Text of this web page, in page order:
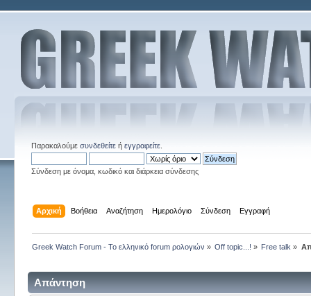
Παρακαλούμε συνδεθείτεή εγγραφείτε.
Σύνδεση με όνομα, κωδικό και διάρκεια σύνδεσης
Αρχική Βοήθεια Αναζήτηση Ημερολόγιο Σύνδεση Εγγραφή
Greek Watch Forum - Το ελληνικό forum ρολογιών » Off topic...! » Free talk »
Απάντηση